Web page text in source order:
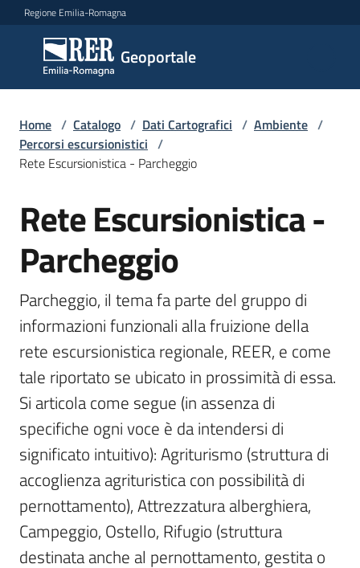
Vai al contenuto
Vai alla navigazione
Vai al footer
Regione Emilia-Romagna
Geoportale
Geoportale
Catalogo
dati,
servizi
Visualizza
on-
line
Scarica
i
dati
Approfondimenti
Home / Catalogo / Dati Cartografici / Ambiente /
Percorsi escursionistici /
Rete Escursionistica - Parcheggio
Salta al contenuto
Rete Escursionistica -
Parcheggio
Parcheggio, il tema fa parte del gruppo di
informazioni funzionali alla fruizione della
rete escursionistica regionale, REER, e come
tale riportato se ubicato in prossimità di essa.
Si articola come segue (in assenza di
specifiche ogni voce è da intendersi di
significato intuitivo): Agriturismo (struttura di
accoglienza agrituristica con possibilità di
pernottamento), Attrezzatura alberghiera,
Campeggio, Ostello, Rifugio (struttura
destinata anche al pernottamento, gestita o